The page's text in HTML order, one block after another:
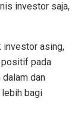
investor saja,
investor asing,
positif pada
dalam dan
lebih bagi